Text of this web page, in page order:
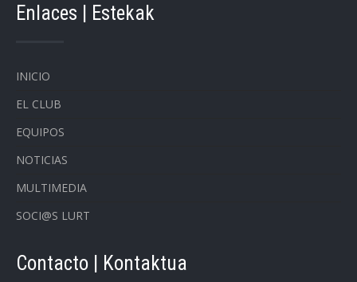
Enlaces | Estekak
INICIO
EL CLUB
EQUIPOS
NOTICIAS
MULTIMEDIA
SOCI@S LURT
Contacto | Kontaktua